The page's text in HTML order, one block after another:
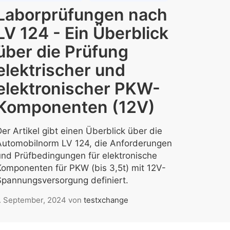
nach
124 - Ein Überblick
die Prüfung
und
PKW-
(12V)
Artikel gibt einen Überblick über die
LV 124, die Anforderungen
Prüfbedingungen für elektronische
für PKW (bis 3,5t) mit 12V-
definiert.
September, 2024 von testxchange